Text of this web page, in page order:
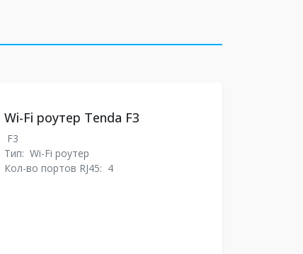
Wi-Fi роутер Tenda F3
F3
Тип: Wi-Fi роутер
Кол-во портов RJ45: 4